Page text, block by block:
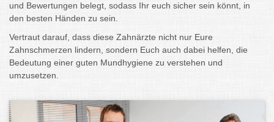
und Bewertungen belegt, sodass Ihr euch sicher sein könnt, in
den besten Händen zu sein.
Vertraut darauf, dass diese Zahnärzte nicht nur Eure
Zahnschmerzen lindern, sondern Euch auch dabei helfen, die
Bedeutung einer guten Mundhygiene zu verstehen und
umzusetzen.